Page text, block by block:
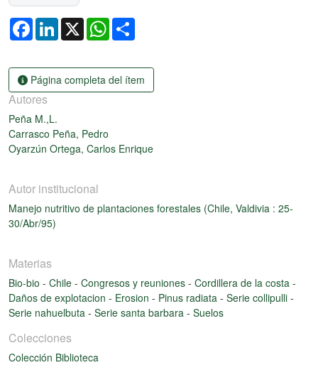
FacebookLinkedIn
X WhatsApp
Página completa del ítem
Autores
Peña M.,L.
Carrasco Peña, Pedro
Oyarzún Ortega, Carlos Enrique
Autor institucional
Manejo nutritivo de plantaciones forestales (Chile, Valdivia : 25-
30/Abr/95)
Materias
Bio-bio - Chile - Congresos y reuniones - Cordillera de la costa -
Daños de explotacion - Erosion - Pinus radiata - Serie collipulli -
Serie nahuelbuta - Serie santa barbara - Suelos
Colecciones
Colección Biblioteca